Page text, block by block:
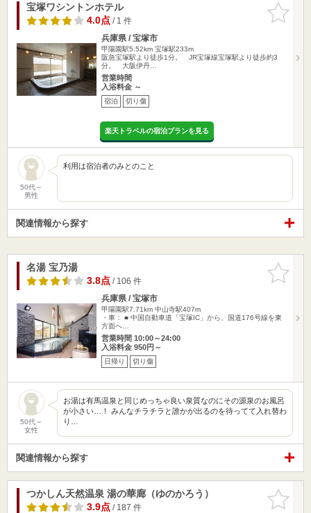
お気に入
りに追加
宝塚ワシントンホテル
4.0点/ 1 件
兵庫県 / 宝塚市
甲陽園駅5.52km 宝塚駅233m
阪急宝塚駅より徒歩1分。 JR宝塚線宝塚駅より徒歩約3
分。 大阪伊丹…
営業時間
入浴料金 ～
宿泊 切り傷
楽天トラベルの宿泊プランを見る
50代～
男性
利用は宿泊者のみとのこと
関連情報から探す
お気に入
りに追加
名湯 宝乃湯
3.8点/ 106 件
兵庫県 / 宝塚市
甲陽園駅7.71km 中山寺駅407m
・車： ■ 中国自動車道「宝塚IC」から、国道176号線を東
方面へ…
営業時間 10:00～24:00
入浴料金 950円～
日帰り 切り傷
50代～
女性
お湯は有馬温泉と同じめっちゃ良い泉質なのにその源泉のお風呂
が小さい…！ みんなチラチラと誰かが出るのを待ってて入れ替わ
り…
関連情報から探す
お気に入
りに追加
つかしん天然温泉 湯の華廊（ゆのかろう）
3.9点/ 187 件